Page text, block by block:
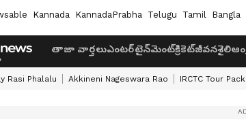
Kannada KannadaPrabha Telugu Tamil Bangla
తాజా వార్తలుఎంటర్‌టైన్‌మెంట్క్రికెట్జీవనశైలి
Rasi Phalalu Akkineni Nageswara Rao IRCTC Tour